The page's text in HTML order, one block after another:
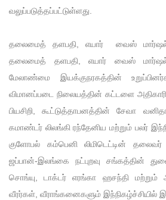
வலுப்படுத்தப்பட்டுள்ளது.
தலைமைத் தளபதி, எயார் வைஸ் மார்ஷல்
தலைமைத் தளபதி, எயார் வைஸ்
மேலாண்மை இயக்குநரகத்தின்
விமானப்படை நிலையத்தின் கட்டளை
பியசிறி, கூட்டுத்தாபனத்தின் சேவா
கமாண்டர் லிலங்கி ரந்தேனிய மற்றும் பலர்
குளோபல் கம்பெனி லிமிடெட்டின் தலைவர்
ஜப்பான்-இலங்கை நட்புறவு சங்கத்தின்
சொங்யு, டாக்டர் எரங்கா ஹசந்தி மற்றும்
வீரர்கள், வீராங்கனைகளும்